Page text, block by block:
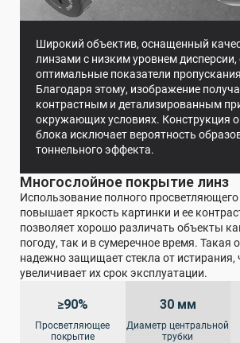
Широкий объектив, оснащенный
линзами с низким уровнем дисперсии,
оптимальные показатели
Благодаря этому, изображение
контрастным и детализированным
окружающих условиях. Конструкция
блока исключает вероятность
тоннельного эффекта.
Многослойное покрытие линз
Использование полного
повышает яркость картинки и ее
позволяет хорошо различать объекты
погоду, так и в сумеречное время. Такая
надежно защищает стекла от истирания,
увеличивает их срок эксплуатации.
≥90%
Просветляющее
покрытие
30 мм
Диаметр центральной
трубки